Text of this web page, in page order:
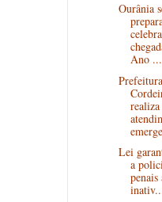
Ourânia
Ano ...
realiza
Lei
a
penais